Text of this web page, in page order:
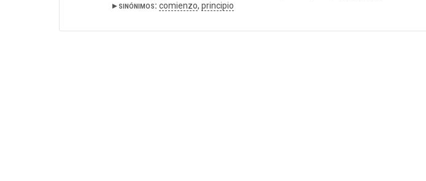
▸ sinónimos: comienzo, principio